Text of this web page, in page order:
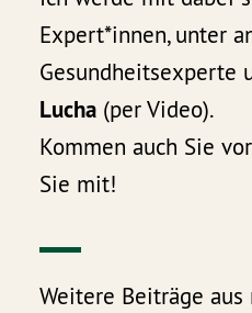
Expert*innen, unter
Gesundheitsexperte
Lucha (per Video).
Kommen auch Sie
Sie mit!
Weitere Beiträge